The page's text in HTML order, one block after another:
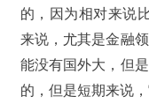
的，因为相对来说
来说，尤其是金融
能没有国外大，但
的，但是短期来说